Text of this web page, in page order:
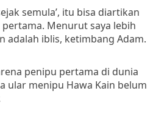
semula’, itu bisa diartikan
Menurut saya lebih
adalah iblis, ketimbang Adam.
penipu pertama di dunia
ular menipu Hawa Kain belum